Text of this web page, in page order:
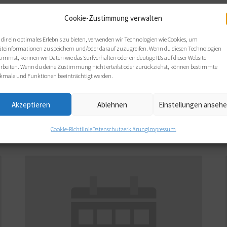
Cookie-Zustimmung verwalten
ein optimales Erlebnis zu bieten, verwenden wir Technologien wie Cookies, um
zu speichern und/oder darauf zuzugreifen. Wenn du diesen Technologien
können wir Daten wie das Surfverhalten oder eindeutige IDs auf dieser Website
Wenn du deine Zustimmung nicht erteilst oder zurückziehst, können bestimmte
und Funktionen beeinträchtigt werden.
Akzeptieren Ablehnen Einstellungen
Cookie-RichtlinieDatenschutzerklärungImpressum
+49 176 43550252
E-Mail:
info@coaching-dgfc.de
Webseite:
www.coaching-dgfc.de